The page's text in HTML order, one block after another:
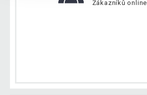
Zákazníků online